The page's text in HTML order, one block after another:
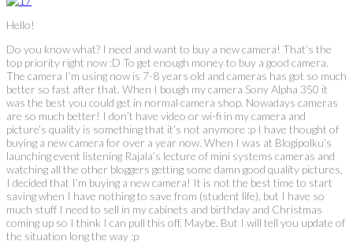
Hello!
Do you know what? I need and want to buy a new camera! That’s the
top priority right now :D To get enough money to buy a good camera.
The camera I’m using now is 7-8 years old and cameras has got so much
better so fast after that. When I bough my camera Sony Alpha 350 it
was the best you could get in normal camera shop. Nowadays cameras
are so much better! I don’t have video or wi-fi in my camera and
picture’s quality is something that it’s not anymore :p I have thought of
buying a new camera for over a year now. When I was at Blogipolku’s
launching event listening Rajala’s lecture of mini systems cameras and
watching all the other bloggers getting some damn good quality pictures,
I decided that I’m buying a new camera! It is not the best time to start
saving when I have nothing to save from (student life), but I have so
much stuff I need to sell in my cabinets and birthday and Christmas
coming up so I think I can pull this off. Maybe. But I will tell you update of
the situation long the way :p